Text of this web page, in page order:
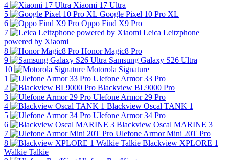
4
Xiaomi 17 Ultra
5
Google Pixel 10 Pro XL
6
Oppo Find X9 Pro
7
Leica Leitzphone
powered by Xiaomi
8
Honor Magic8 Pro
9
Samsung Galaxy S26 Ultra
10
Motorola Signature
1
Ulefone Armor 33 Pro
2
Blackview BL9000 Pro
3
Ulefone Armor 29 Pro
4
Blackview Oscal TANK 1
5
Ulefone Armor 34 Pro
6
Blackview Oscal MARINE 3
7
Ulefone Armor Mini 20T Pro
8
Blackview XPLORE 1
Walkie Talkie